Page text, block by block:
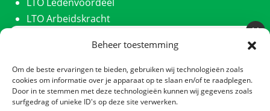
Beheer toestemming
Om de beste ervaringen te bieden, gebruiken wij technologieën zoals
cookies om informatie over je apparaat op te slaan en/of te raadplegen.
Door in te stemmen met deze technologieën kunnen wij gegevens zoals
surfgedrag of unieke ID's op deze site verwerken.
LTO Arbeidskracht
LTO Noord
LTO Nederland
Nieuwe Oogst
Meld u aan voor onze nieuwsbrief
Schrijf u in en we houden u maandelijks op de hoogte
van ons laatste nieuws.
Nieuwsbrief
*